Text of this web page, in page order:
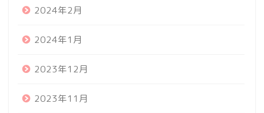
2024年2月
2024年1月
2023年12月
2023年11月